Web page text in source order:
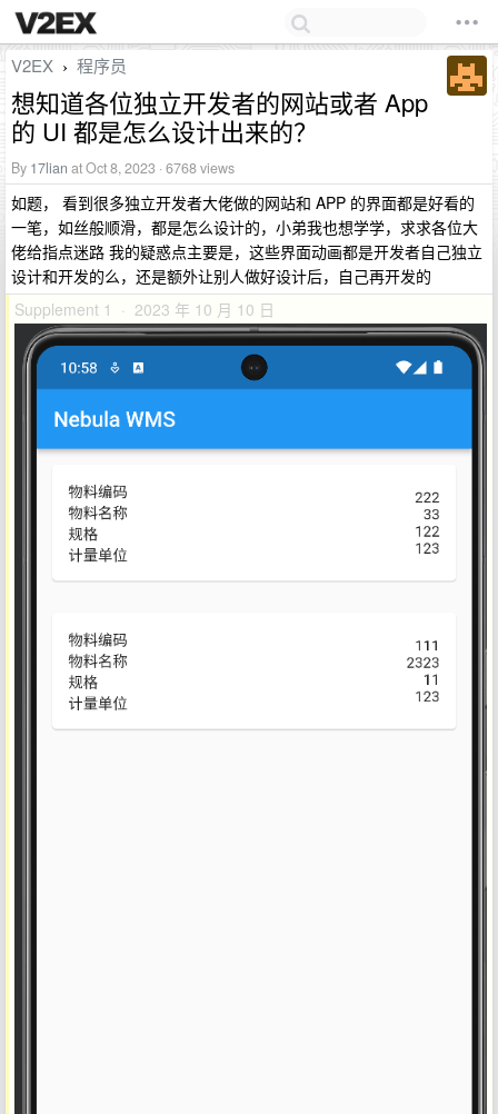
V2EX › 程序员
想知道各位独立开发者的网站或者 App
的 UI 都是怎么设计出来的？
By 17lian at Oct 8, 2023 · 6768 views
如题， 看到很多独立开发者大佬做的网站和 APP 的界面都是好看的
一笔，如丝般顺滑，都是怎么设计的，小弟我也想学学，求求各位大
佬给指点迷路 我的疑惑点主要是，这些界面动画都是开发者自己独立
设计和开发的么，还是额外让别人做好设计后，自己再开发的
Supplement 1 · 2023 年 10 月 10 日